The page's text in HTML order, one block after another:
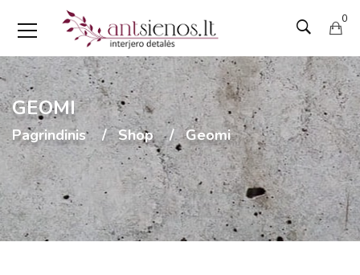
0
GEOMI
Pagrindinis Shop Geomi